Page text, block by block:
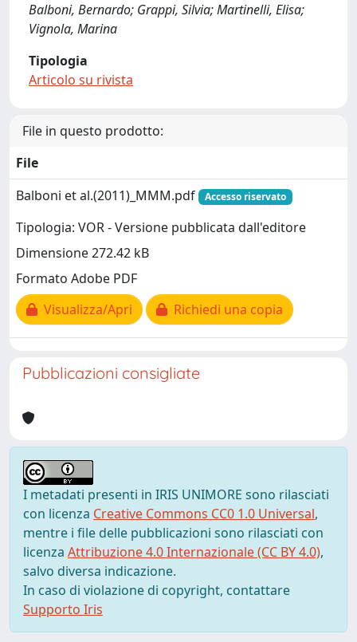
Balboni, Bernardo; Grappi, Silvia; Martinelli, Elisa;
Vignola, Marina
Tipologia
Articolo su rivista
File in questo prodotto:
File
Balboni et al.(2011)_MMM.pdf
Accesso riservato
Tipologia: VOR - Versione pubblicata dall'editore
Dimensione 272.42 kB
Formato Adobe PDF
Visualizza/Apri
Richiedi una copia
Pubblicazioni consigliate
I metadati presenti in IRIS UNIMORE sono rilasciati
con licenza Creative Commons CC0 1.0 Universal,
mentre i file delle pubblicazioni sono rilasciati con
licenza Attribuzione 4.0 Internazionale (CC BY 4.0),
salvo diversa indicazione.
In caso di violazione di copyright, contattare
Supporto Iris